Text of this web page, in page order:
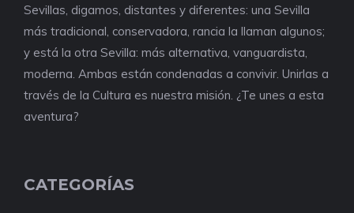
Sevillas, digamos, distantes y diferentes: una Sevilla
más tradicional, conservadora, rancia la llaman algunos;
y está la otra Sevilla: más alternativa, vanguardista,
moderna. Ambas están condenadas a convivir. Unirlas a
través de la Cultura es nuestra misión. ¿Te unes a esta
aventura?
CATEGORÍAS